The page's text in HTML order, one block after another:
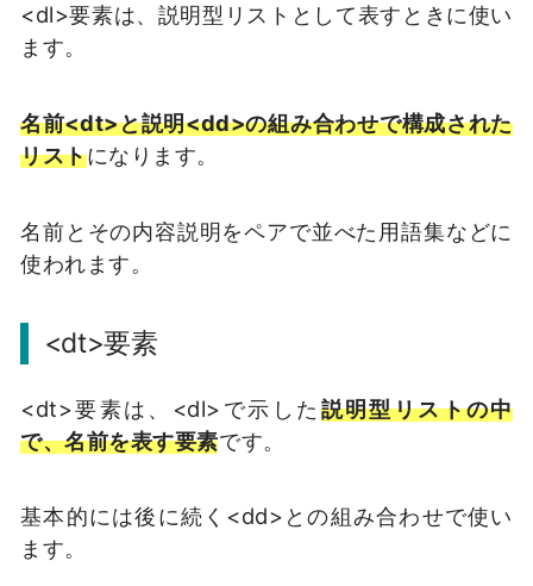
<dl>要素は、説明型リストとして表すときに使い
ます。
名前<dt>と説明<dd>の組み合わせで構成された
リストになります。
名前とその内容説明をペアで並べた用語集などに
使われます。
<dt>要素
<dt>要素は、<dl>で示した 説明型リストの中
で、名前を表す要素です。
基本的には後に続く<dd>との組み合わせで使い
ます。